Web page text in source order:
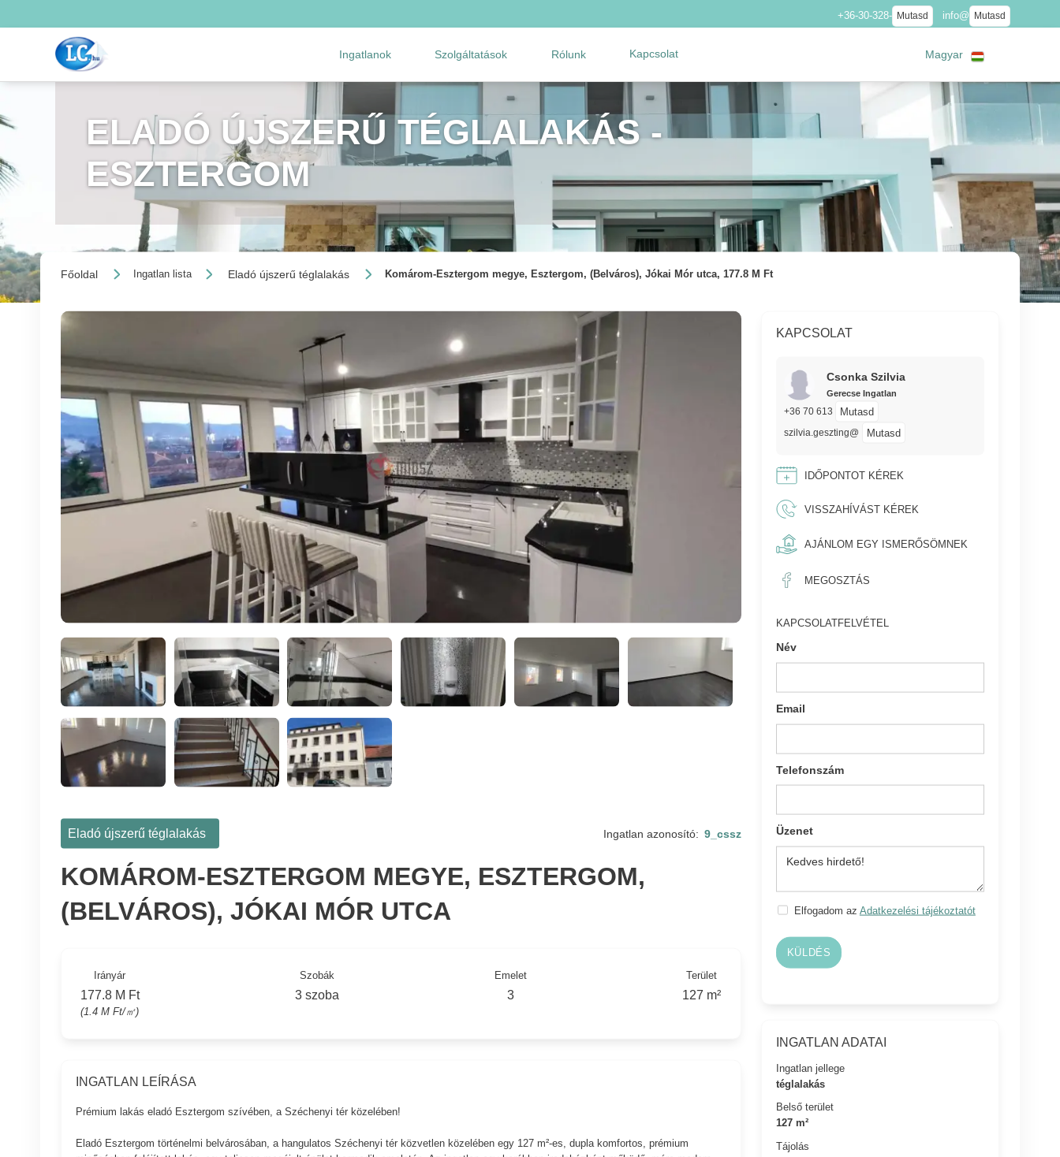
+36-30-328- Mutasd info@ Mutasd
Ingatlanok Szolgáltatások Rólunk Kapcsolat Magyar
ELADÓ ÚJSZERŰ TÉGLALAKÁS -
ESZTERGOM
Főoldal Ingatlan lista Eladó újszerű téglalakás Komárom-Esztergom megye, Esztergom, (Belváros), Jókai Mór utca, 177.8 M Ft
KAPCSOLAT
Csonka Szilvia
Gerecse Ingatlan
+36 70 613 Mutasd
szilvia.geszting@ Mutasd
IDŐPONTOT KÉREK
VISSZAHÍVÁST KÉREK
AJÁNLOM EGY ISMERŐSÖMNEK
MEGOSZTÁS
KAPCSOLATFELVÉTEL
Név
Email
Telefonszám
Üzenet
Elfogadom az Adatkezelési tájékoztatót
KÜLDÉS
INGATLAN ADATAI
Ingatlan jellege
téglalakás
Belső terület
127 m²
Tájolás
Eladó újszerű téglalakás Ingatlan azonosító: 9_cssz
KOMÁROM-ESZTERGOM MEGYE, ESZTERGOM,
(BELVÁROS), JÓKAI MÓR UTCA
Irányár
177.8 M Ft
(1.4 M Ft/㎡)
Szobák
3 szoba
Emelet
3
Terület
127 m²
INGATLAN LEÍRÁSA
Prémium lakás eladó Esztergom szívében, a Széchenyi tér közelében!
Eladó Esztergom történelmi belvárosában, a hangulatos Széchenyi tér közvetlen közelében egy 127 m²-es, dupla komfortos, prémium